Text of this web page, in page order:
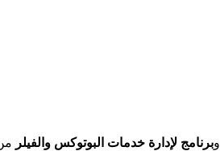
وبرنامج لإدارة خدمات البوتوكس والفيلر